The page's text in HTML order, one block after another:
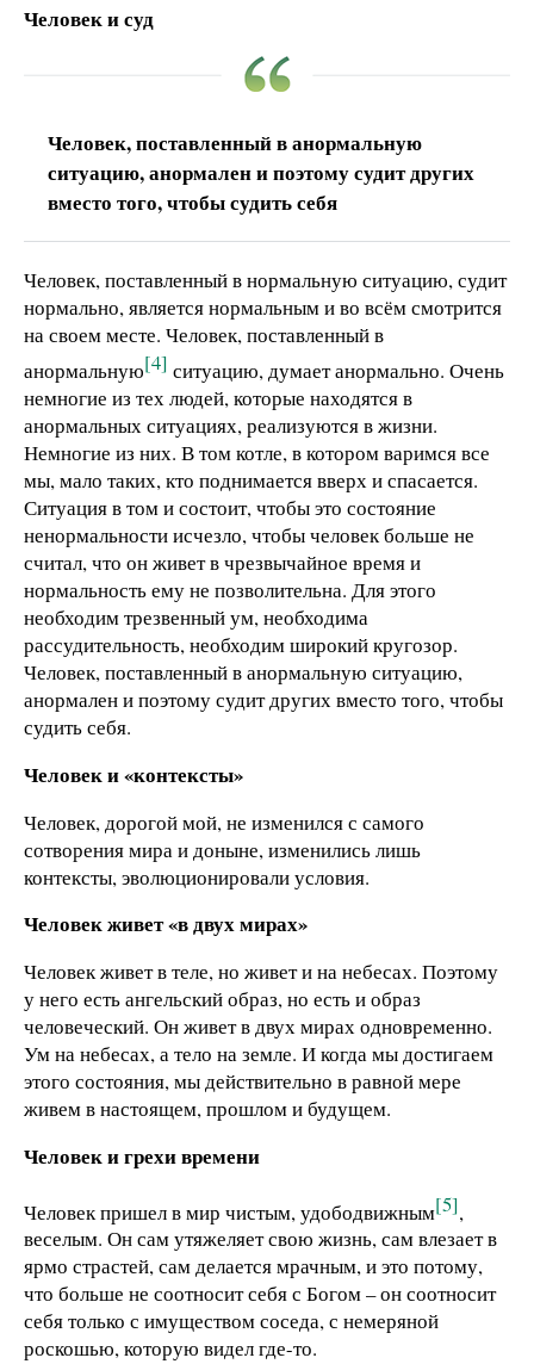
Человек и суд
Человек, поставленный в анормальную
ситуацию, анормален и поэтому судит других
вместо того, чтобы судить себя
Человек, поставленный в нормальную ситуацию, судит
нормально, является нормальным и во всём смотрится
на своем месте. Человек, поставленный в
анормальную[4] ситуацию, думает анормально. Очень
немногие из тех людей, которые находятся в
анормальных ситуациях, реализуются в жизни.
Немногие из них. В том котле, в котором варимся все
мы, мало таких, кто поднимается вверх и спасается.
Ситуация в том и состоит, чтобы это состояние
ненормальности исчезло, чтобы человек больше не
считал, что он живет в чрезвычайное время и
нормальность ему не позволительна. Для этого
необходим трезвенный ум, необходима
рассудительность, необходим широкий кругозор.
Человек, поставленный в анормальную ситуацию,
анормален и поэтому судит других вместо того, чтобы
судить себя.
Человек и «контексты»
Человек, дорогой мой, не изменился с самого
сотворения мира и доныне, изменились лишь
контексты, эволюционировали условия.
Человек живет «в двух мирах»
Человек живет в теле, но живет и на небесах. Поэтому
у него есть ангельский образ, но есть и образ
человеческий. Он живет в двух мирах одновременно.
Ум на небесах, а тело на земле. И когда мы достигаем
этого состояния, мы действительно в равной мере
живем в настоящем, прошлом и будущем.
Человек и грехи времени
Человек пришел в мир чистым, удободвижным[5],
веселым. Он сам утяжеляет свою жизнь, сам влезает в
ярмо страстей, сам делается мрачным, и это потому,
что больше не соотносит себя с Богом – он соотносит
себя только с имуществом соседа, с немеряной
роскошью, которую видел где-то.